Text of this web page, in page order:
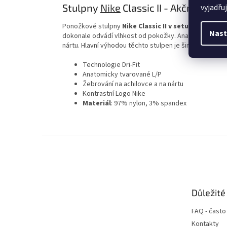
Stulpny Nike Classic II - Akční set 15
Ponožkové stulpny Nike Classic II v setu 15 ks za
dokonale odvádí vlhkost od pokožky. Anatomicky
nártu. Hlavní výhodou těchto stulpen je široká škála
Technologie Dri-Fit
Anatomicky tvarované L/P
Žebrování na achilovce a na nártu
Kontrastní Logo Nike
Materiál: 97% nylon, 3% spandex
FAQ -
Kontakty